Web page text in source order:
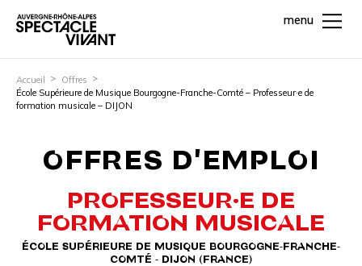
menu
Accueil
Offres
École Supérieure de Musique Bourgogne-Franche-Comté – Professeur·e de
formation musicale – DIJON
OFFRES D'EMPLOI
PROFESSEUR·E DE
FORMATION MUSICALE
ÉCOLE SUPÉRIEURE DE MUSIQUE BOURGOGNE-FRANCHE-
COMTÉ - DIJON (FRANCE)